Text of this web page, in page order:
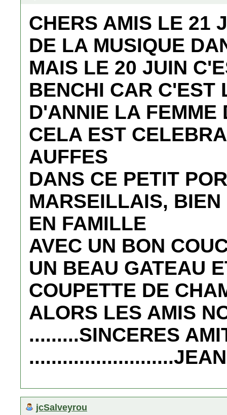
CHERS AMIS LE 21
DE LA MUSIQUE
MAIS LE 20 JUIN
BENCHI CAR C'EST
D'ANNIE LA FEMME
CELA EST
AUFFES
DANS CE PETIT
MARSEILLAIS,
EN FAMILLE
AVEC UN BON
UN BEAU GATEAU
COUPETTE DE
ALORS LES AMIS
.........SINCERES
jcSalveyrou